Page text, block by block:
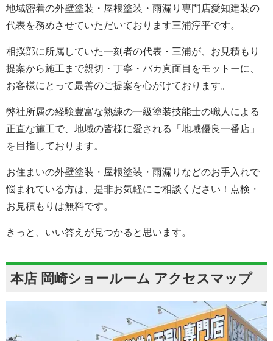
地域密着の外壁塗装・屋根塗装・雨漏り専門店愛知建装の
代表を務めさせていただいております三浦淳平です。
相撲部に所属していた一刻者の代表・三浦が、お見積もり
提案から施工まで親切・丁寧・バカ真面目をモットーに、
お客様にとって最善のご提案を心がけております。
弊社所属の経験豊富な熟練の一級塗装技能士の職人による
正直な施工で、地域の皆様に愛される「地域優良一番店」
を目指しております。
お住まいの外壁塗装・屋根塗装・雨漏りなどのお手入れで
悩まれている方は、是非お気軽にご相談ください！点検・
お見積もりは無料です。
きっと、いい答えが見つかると思います。
本店 岡崎ショールーム アクセスマップ